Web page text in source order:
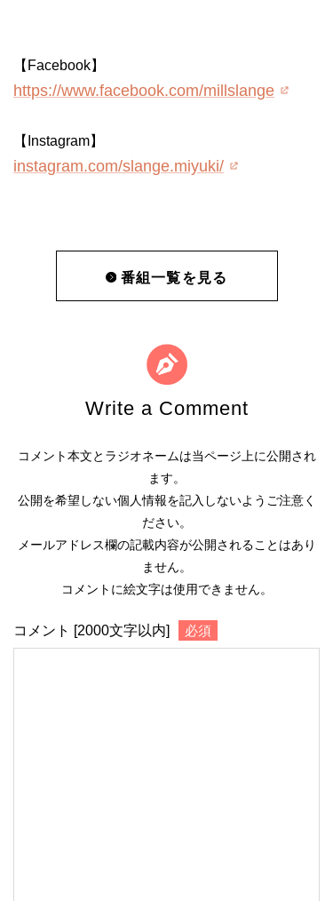
【Facebook】
https://www.facebook.com/millslange
【Instagram】
instagram.com/slange.miyuki/
番組一覧を見る
Write a Comment
コメント本文とラジオネームは当ページ上に公開され
ます。
公開を希望しない個人情報を記入しないようご注意く
ださい。
メールアドレス欄の記載内容が公開されることはあり
ません。
コメントに絵文字は使用できません。
コメント [2000文字以内] 必須